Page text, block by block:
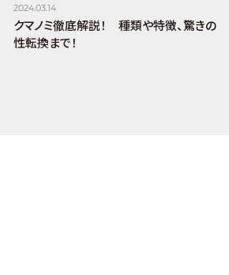
2024.03.14
クマノミ徹底解説！ 種類や特徴、驚きの
性転換まで！